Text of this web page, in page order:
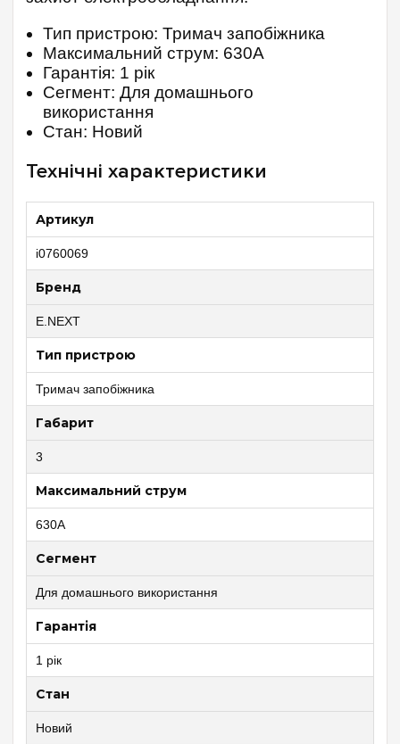
Тип пристрою: Тримач запобіжника
Максимальний струм: 630А
Гарантія: 1 рік
Сегмент: Для домашнього
використання
Стан: Новий
Технічні характеристики
Артикул
i0760069
Бренд
E.NEXT
Тип пристрою
Тримач запобіжника
Габарит
3
Максимальний струм
630A
Сегмент
Для домашнього використання
Гарантія
1 рік
Стан
Новий